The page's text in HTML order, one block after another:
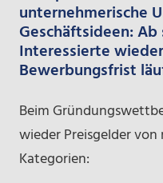
unternehmerische
Geschäftsideen:
Interessierte
Bewerbungsfrist
Beim
wieder Preisgelder von
Kategorien: